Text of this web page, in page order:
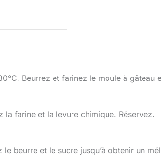
Beurrez et farinez le moule à gâteau
la farine et la levure chimique. Réservez.
le beurre et le sucre jusqu’à obtenir un